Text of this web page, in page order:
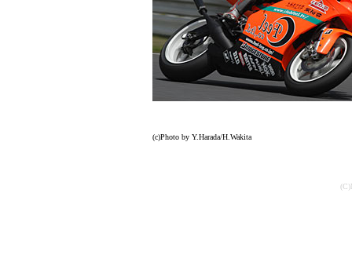
(c)Photo by Y.Harada/H.Wakita